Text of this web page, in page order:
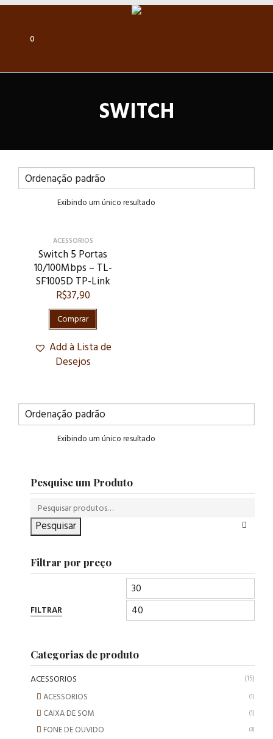
0
SWITCH
Exibindo um único resultado
ACESSORIOS
Switch 5 Portas
10/100Mbps – TL-
SF1005D TP-Link
R$37,90
Comprar
Add à Lista de
Desejos
Exibindo um único resultado
Pesquise um Produto
Pesquisar
Filtrar por preço
FILTRAR
Categorias de produto
ACESSORIOS (15)
ACESSORIOS (1)
CAIXA DE SOM (1)
FONE DE OUVIDO (3)